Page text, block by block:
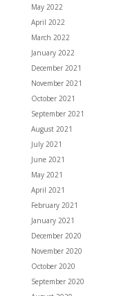
May 2022
April 2022
March 2022
January 2022
December 2021
November 2021
October 2021
September 2021
August 2021
July 2021
June 2021
May 2021
April 2021
February 2021
January 2021
December 2020
November 2020
October 2020
September 2020